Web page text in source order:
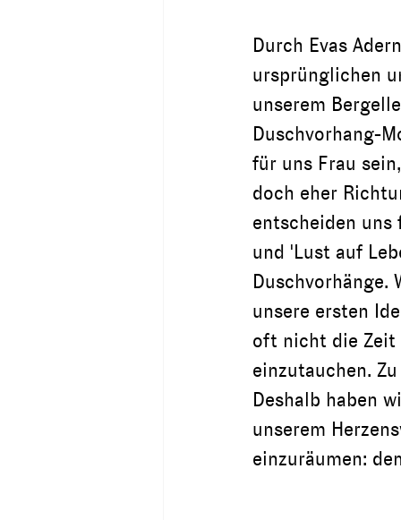
Durch Evas
ursprünglichen
unserem
Duschvorhang-
für uns Frau
doch eher
entscheiden
und 'Lust auf
Duschvorhänge.
unsere ersten
oft nicht die Zeit
einzutauchen.
Deshalb haben
unserem
einzuräumen: